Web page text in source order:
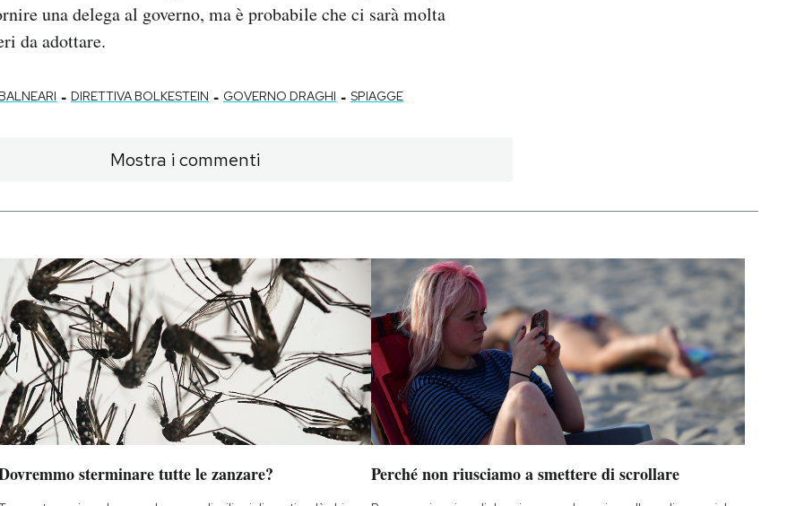
una delega al governo, ma è probabile che ci sarà molta
da adottare.
- DIRETTIVA BOLKESTEIN - GOVERNO DRAGHI - SPIAGGE
Mostra i commenti
sterminare tutte le zanzare? Perché non riusciamo a smettere di scrollare